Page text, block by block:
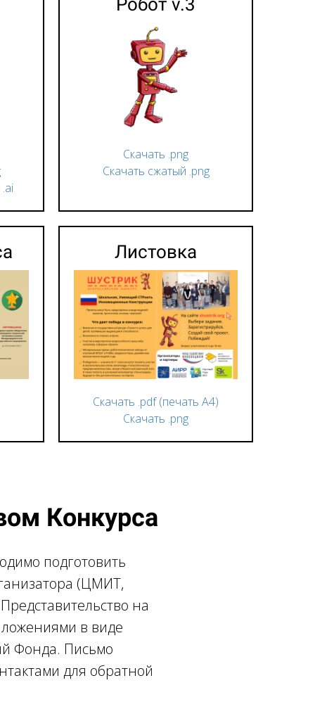
Скачать .png
Скачать сжатый .png
Листовка
Скачать .pdf (печать А4)
Скачать .png
Конкурса
подготовить
(ЦМИТ,
на
в виде
Фонда. Письмо
для обратной